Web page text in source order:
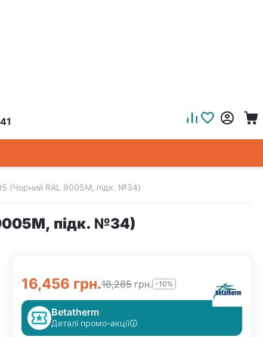
(Чорний RAL 9005M, підк. №34)
підк. №34)
16,456 грн.18,285 грн. -10%
Betatherm
Деталі промо-акції